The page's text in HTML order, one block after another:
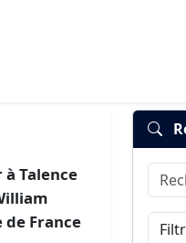
Talence
de France